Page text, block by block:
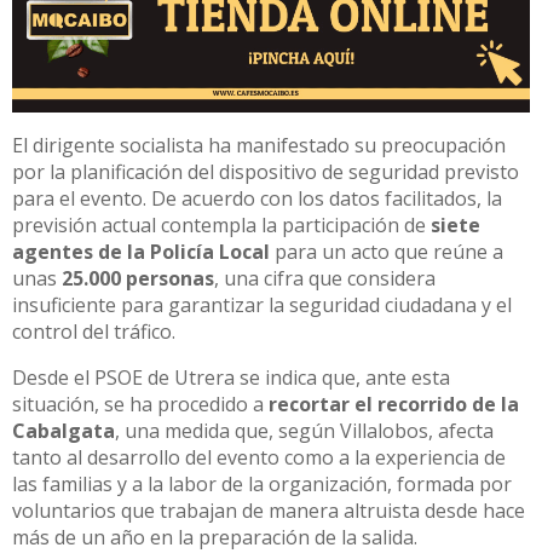
El dirigente socialista ha manifestado su preocupación
por la planificación del dispositivo de seguridad previsto
para el evento. De acuerdo con los datos facilitados, la
previsión actual contempla la participación de siete
agentes de la Policía Local para un acto que reúne a
unas 25.000 personas, una cifra que considera
insuficiente para garantizar la seguridad ciudadana y el
control del tráfico.
Desde el PSOE de Utrera se indica que, ante esta
situación, se ha procedido a recortar el recorrido de la
Cabalgata, una medida que, según Villalobos, afecta
tanto al desarrollo del evento como a la experiencia de
las familias y a la labor de la organización, formada por
voluntarios que trabajan de manera altruista desde hace
más de un año en la preparación de la salida.